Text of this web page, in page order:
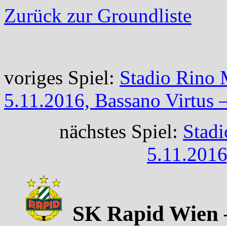
Zurück zur Groundliste
voriges Spiel: Stadio Rino
5.11.2016, Bassano Virtus
nächstes Spiel:
SK Rapid Wien